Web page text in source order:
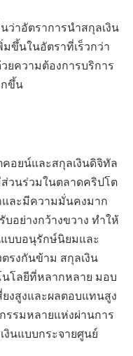
ว่าอัตราการนำสกุลเงิน
ขึ้นในอัตราที่เร็วกว่า
ยความต้องการบริการ
กขึ้น
อยน์และสกุลเงินดิจิทัล
วนร่วมในตลาดคริปโต
ละมีความมั่นคงมาก
อย่างกว้างขวาง ทำให้
บบอนุรักษ์นิยมและ
รงกันข้าม สกุลเงิน
โลยีที่หลากหลาย มอบ
งสูงและผลตอบแทนสูง
รมหลายแห่งผ่านการ
นแบบกระจายศูนย์